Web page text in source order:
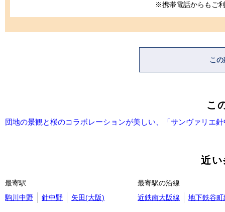
※携帯電話からもご
こ
こ
団地の景観と桜のコラボレーションが美しい、「サンヴァリエ
近
最寄駅
駒川中野
針中野 矢田(大阪)
最寄駅の沿線
近鉄南大阪線
地下鉄谷町